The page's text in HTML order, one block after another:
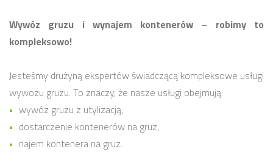
Wywóz gruzu i wynajem kontenerów – robimy to
kompleksowo!
Jesteśmy drużyną ekspertów świadczącą kompleksowe usługi
wywozu gruzu. To znaczy, że nasze usługi obejmują:
wywóz gruzu z utylizacją,
dostarczenie kontenerów na gruz,
najem kontenera na gruz.